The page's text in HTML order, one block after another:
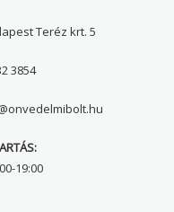
Teréz krt. 5
3854
19:00